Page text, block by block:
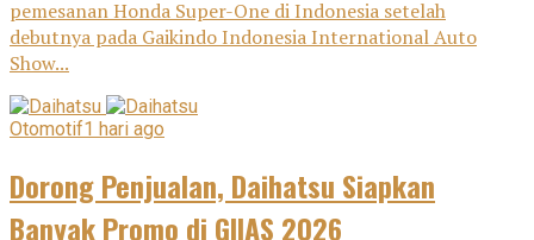
pemesanan Honda Super-One di Indonesia setelah
debutnya pada Gaikindo Indonesia International Auto
Show...
Otomotif1 hari ago
Dorong Penjualan, Daihatsu Siapkan
Banyak Promo di GIIAS 2026